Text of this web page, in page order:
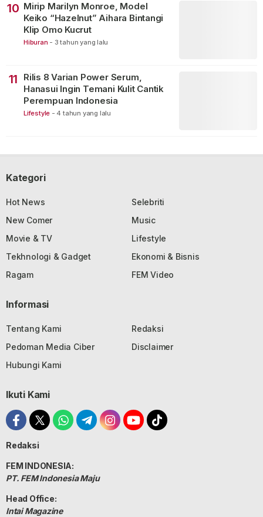
10 Mirip Marilyn Monroe, Model
Keiko “Hazelnut” Aihara Bintangi
Klip Omo Kucrut
Hiburan - 3 tahun yang lalu
11
Rilis 8 Varian Power Serum,
Hanasui Ingin Temani Kulit Cantik
Perempuan Indonesia
Lifestyle - 4 tahun yang lalu
Kategori
Hot News
Selebriti
New Comer
Music
Movie & TV
Lifestyle
Tekhnologi & Gadget
Ekonomi & Bisnis
Ragam
FEM Video
Informasi
Tentang Kami
Redaksi
Pedoman Media Ciber
Disclaimer
Hubungi Kami
Ikuti Kami
Redaksi
FEM INDONESIA:
PT. FEM Indonesia Maju
Head Office:
Intai Magazine